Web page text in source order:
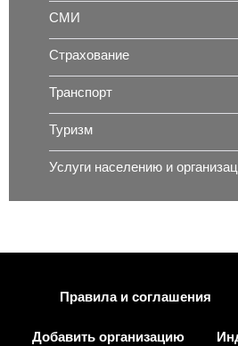
СМИ
Страхование
Транспорт
Туризм
Услуги населению и
Правила и соглашения
Добавить организацию